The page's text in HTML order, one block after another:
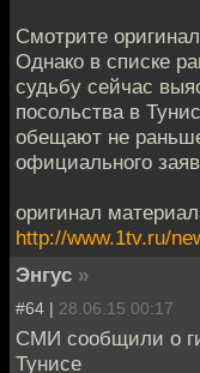
Смотрите
Однако в списке
судьбу сейчас
посольства в
обещают не
официального
оригинал
http://www.1tv.ru/
Энгус »
#64 | 28.06.15 00:17
СМИ сообщили о
Тунисе